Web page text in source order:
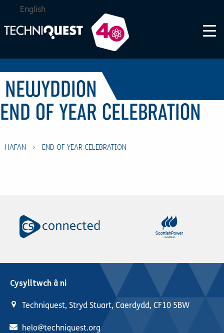
NEWYDDION
English
END OF YEAR CELEBRATION
HAFAN › END OF YEAR CELEBRATION
Cysylltwch â ni
Techniquest, Stryd Stuart, Caerdydd, CF10 5BW
helo@techniquest.org